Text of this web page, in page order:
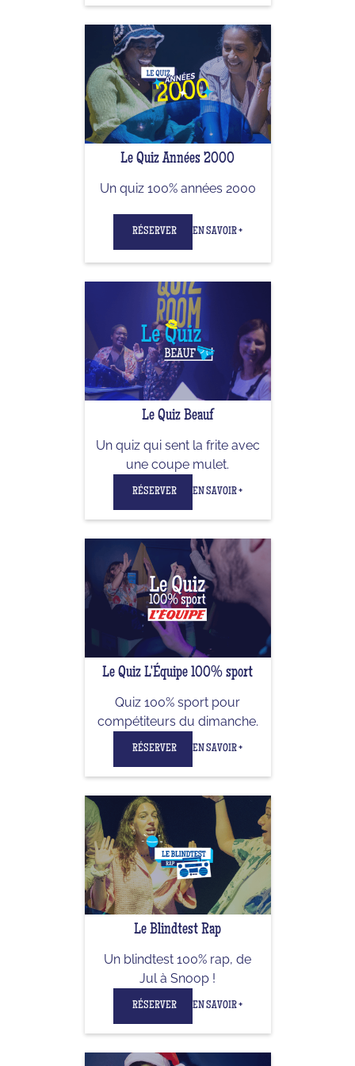
Le Quiz Années 2000
Un quiz 100% années 2000
RÉSERVER EN SAVOIR +
Le Quiz Beauf
Un quiz qui sent la frite avec
une coupe mulet.
RÉSERVER EN SAVOIR +
Le Quiz L'Équipe 100% sport
Quiz 100% sport pour
compétiteurs du dimanche.
RÉSERVER EN SAVOIR +
Le Blindtest Rap
Un blindtest 100% rap, de
Jul à Snoop !
RÉSERVER EN SAVOIR +